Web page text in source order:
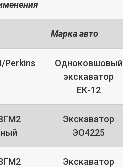
Марка авто
Одноковшовый
экскаватор
ЕК-12
Экскаватор
ЭО4225
Экскаватор